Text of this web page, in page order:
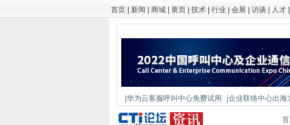
首页 新闻 商城 黄页 技术 行业 会展 访谈 人才
|华为云客服呼叫中心免费试用 |企业联络中心出
|鼎信通达新一代语音网关DAG1000-4S